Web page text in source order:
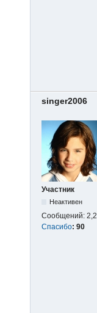
singer2006
Участник
Неактивен
Сообщений:
Спасибо: 90